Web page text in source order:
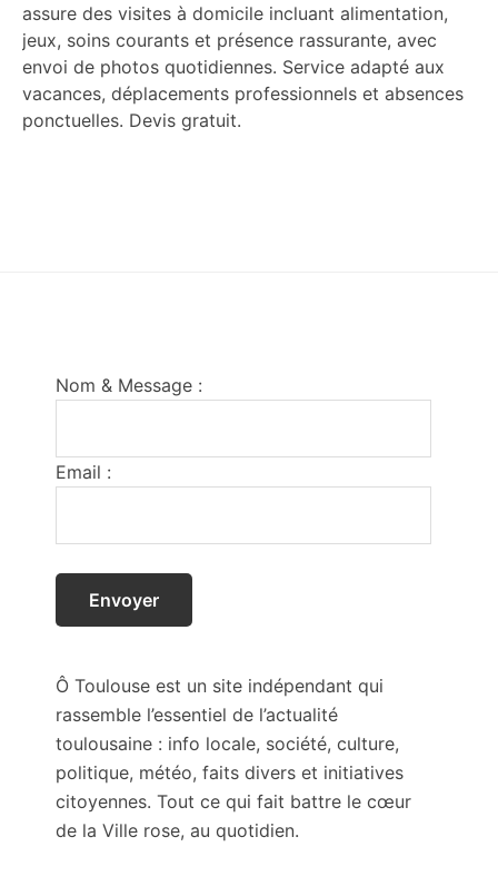
assure des visites à domicile incluant alimentation,
jeux, soins courants et présence rassurante, avec
envoi de photos quotidiennes. Service adapté aux
vacances, déplacements professionnels et absences
ponctuelles. Devis gratuit.
Nom & Message :
Email :
Ô Toulouse est un site indépendant qui
rassemble l’essentiel de l’actualité
toulousaine : info locale, société, culture,
politique, météo, faits divers et initiatives
citoyennes. Tout ce qui fait battre le cœur
de la Ville rose, au quotidien.